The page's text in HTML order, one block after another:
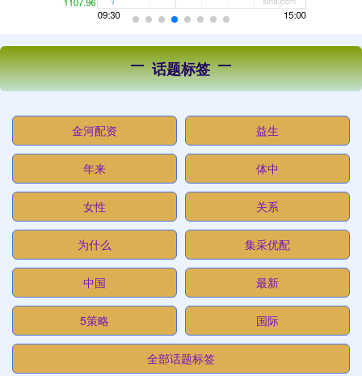
话题标签
金河配资 益生
年来 体中
女性 关系
为什么 集采优配
中国 最新
5策略 国际
全部话题标签